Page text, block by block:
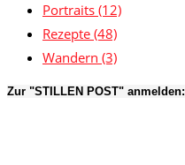
Portraits (12)
Rezepte (48)
Wandern (3)
Zur "STILLEN POST" anmelden: